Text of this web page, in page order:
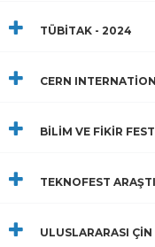
TÜBİTAK - 2024
CERN
BİLİM VE FİKİR
TEKNOFEST
ULUSLARARASI